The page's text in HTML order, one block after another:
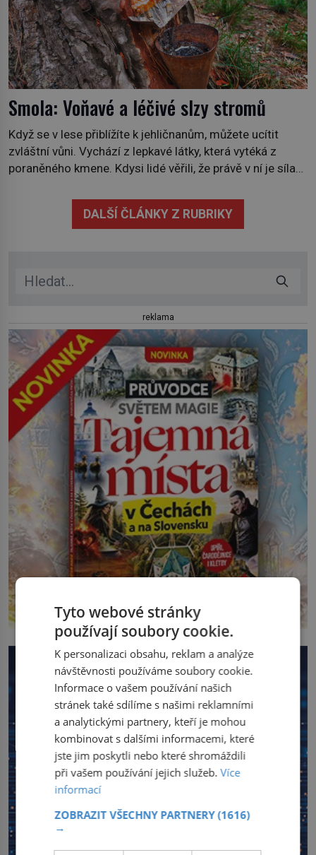
Smola: Voňavé a léčivé slzy stromů
Když se v lese přiblížíte k jehličnanům, můžete ucítit
zvláštní vůni. Vychází z lepkavé látky, která vytéká z
poraněného kmene. Kdysi lidé věřili, že právě v ní je síla
lidstvo pracovalo. Chrání strom před infekcí, hmyzem a
vysycháním. Dá se říct, že je to přírodní […]
DALŠÍ ČLÁNKY Z RUBRIKY
reklama
Tyto webové stránky
používají soubory cookie.
K personalizaci obsahu, reklam a analýze
návštěvnosti používáme soubory cookie.
Informace o vašem používání našich
stránek také sdílíme s našimi reklamními
a analytickými partnery, kteří je mohou
kombinovat s dalšími informacemi, které
jste jim poskytli nebo které shromáždili
při vašem používání jejich služeb.Více
informací
ZOBRAZIT VŠECHNY PARTNERY(1616)
→